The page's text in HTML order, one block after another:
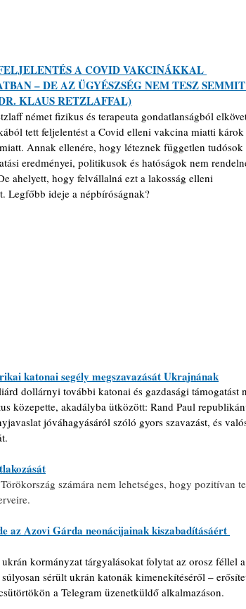
A COVID VAKCINÁKKAL
– DE AZ ÜGYÉSZSÉG NEM TESZ SEMMIT
KLAUS RETZLAFFAL)
német fizikus és terapeuta gondatlanságból
tett feljelentést a Covid elleni vakcina miatti károk
Annak ellenére, hogy léteznek független tudósok
eredményei, politikusok és hatóságok nem
ahelyett, hogy felvállalná ezt a lakosság elleni
Legfőbb ideje a népbíróságnak?
katonai segély megszavazását Ukrajnának
dollárnyi további katonai és gazdasági támogatást
közepette, akadályba ütközött: Rand Paul
jóváhagyásáról szóló gyors szavazást, és
számára nem lehetséges, hogy pozitívan
az Azovi Gárda neonácijainak kiszabadításáért
kormányzat tárgyalásokat folytat az orosz féllel a
sérült ukrán katonák kimenekítéséről –
a Telegram üzenetküldő alkalmazáson.